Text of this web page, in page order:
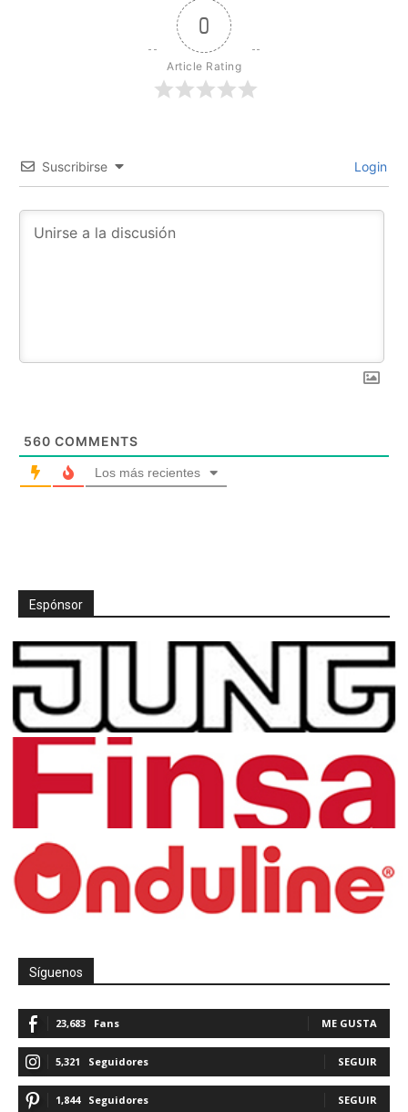
0
Article Rating
Suscribirse Login
560 COMMENTS
Los más recientes
Espónsor
Síguenos
23,683 Fans ME GUSTA
5,321 Seguidores SEGUIR
1,844 Seguidores SEGUIR